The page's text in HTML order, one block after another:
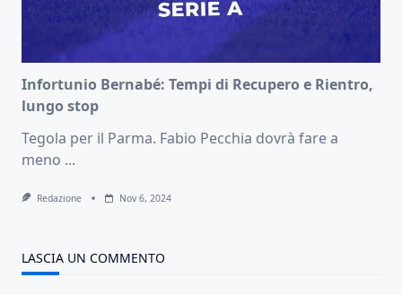
Infortunio Bernabé: Tempi di Recupero e Rientro,
lungo stop
Tegola per il Parma. Fabio Pecchia dovrà fare a
meno ...
Redazione Nov 6, 2024
LASCIA UN COMMENTO